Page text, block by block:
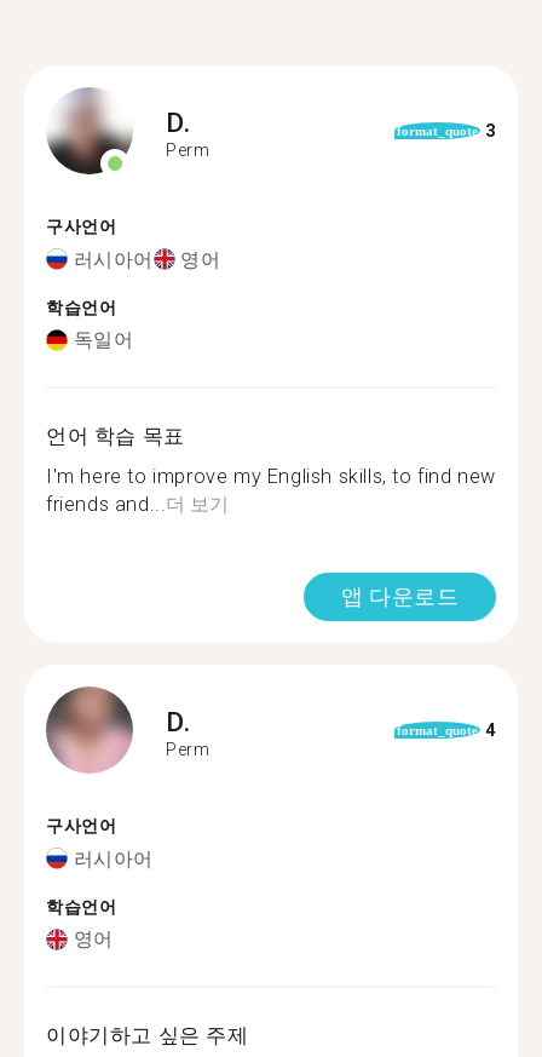
D.
Perm
format_quote 3
구사언어
러시아어 영어
학습언어
독일어
언어 학습 목표
I'm here to improve my English skills, to find new
friends and...더 보기
앱 다운로드
D.
Perm
format_quote 4
구사언어
러시아어
학습언어
영어
이야기하고 싶은 주제